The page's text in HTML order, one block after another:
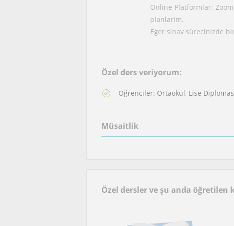
Online Platformlar:
planlarim.
Eger sinav sürecinizde
Özel ders veriyorum:
Öğrenciler: Ortaokul, Lise
Müsaitlik
Özel dersler ve şu anda öğretilen